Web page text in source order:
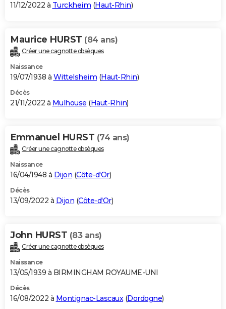
11/12/2022 à Turckheim (Haut-Rhin)
Maurice HURST (84 ans)
Créer une cagnotte obsèques
Naissance
19/07/1938 à Wittelsheim (Haut-Rhin)
Décès
21/11/2022 à Mulhouse (Haut-Rhin)
Emmanuel HURST (74 ans)
Créer une cagnotte obsèques
Naissance
16/04/1948 à Dijon (Côte-d'Or)
Décès
13/09/2022 à Dijon (Côte-d'Or)
John HURST (83 ans)
Créer une cagnotte obsèques
Naissance
13/05/1939 à BIRMINGHAM ROYAUME-UNI
Décès
16/08/2022 à Montignac-Lascaux(Dordogne)